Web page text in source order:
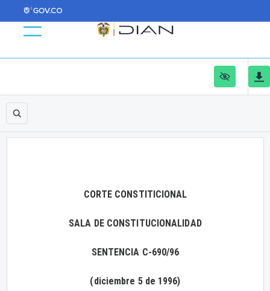
CORTE CONSTITICIONAL
SALA DE CONSTITUCIONALIDAD
SENTENCIA C-690/96
(diciembre 5 de 1996)